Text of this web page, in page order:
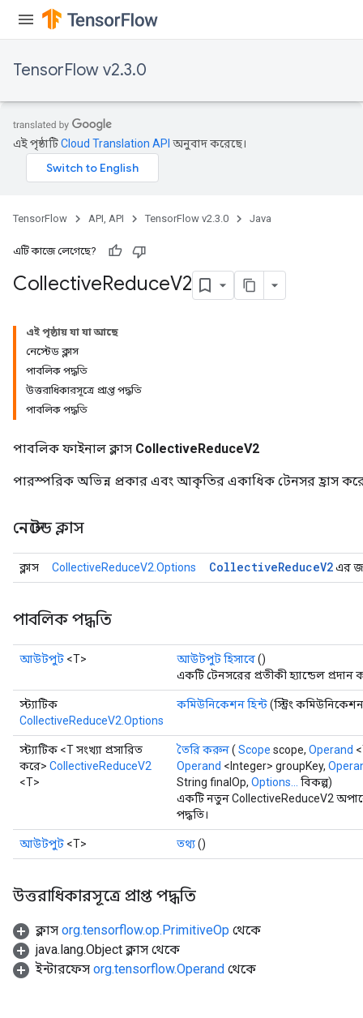
TensorFlow v2.3.0
এই পৃষ্ঠাটিCloud Translation API অনুবাদ করেছে।
TensorFlow API, API TensorFlow v2.3.0 Java
এটি কাজে লেগেছে?
CollectiveReduceV2
এই পৃষ্ঠায় যা যা আছে
নেস্টেড ক্লাস
পাবলিক পদ্ধতি
উত্তরাধিকারসূত্রে প্রাপ্ত পদ্ধতি
পাবলিক পদ্ধতি
পাবলিক ফাইনাল ক্লাস CollectiveReduceV2
পারস্পরিক অভিন্ন প্রকার এবং আকৃতির একাধিক টেনসর হ্রাস
নেস্টেড ক্লাস
ক্লাস CollectiveReduceV2.Options CollectiveReduceV2এর
পাবলিক পদ্ধতি
আউটপুট <T> আউটপুট হিসাবে()
একটি টেনসরের প্রতীকী হ্যান্ডেল প্রদান
স্ট্যাটিক
CollectiveReduceV2.Options
কমিউনিকেশন হিন্ট(স্ট্রিং
স্ট্যাটিক <T সংখ্যা প্রসারিত
করে> CollectiveReduceV2
<T>
তৈরি করুন( Scope scope, Operand
Operand <Integer> groupKey,
String finalOp, Options...
বিকল্প)
একটি নতুন CollectiveReduceV2
পদ্ধতি।
আউটপুট <T> তথ্য()
উত্তরাধিকারসূত্রে প্রাপ্ত পদ্ধতি
ক্লাস org.tensorflow.op.PrimitiveOp থেকে
java.lang.Object ক্লাস থেকে
ইন্টারফেস org.tensorflow.Operand থেকে